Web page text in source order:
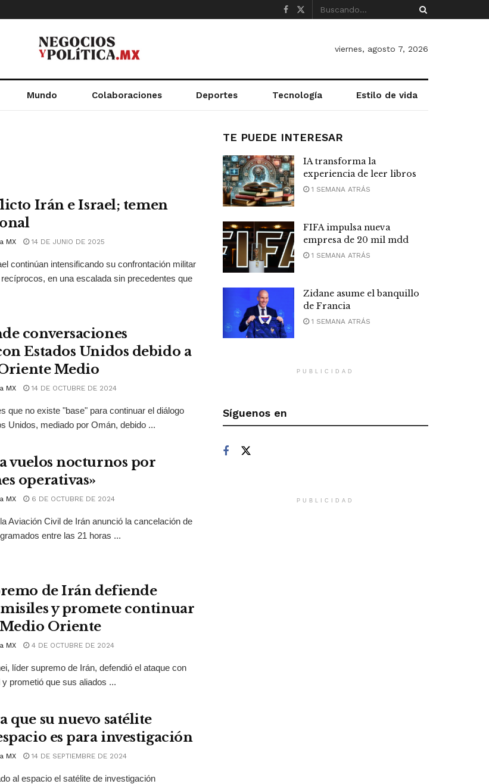
viernes, agosto 7, 2026
Mundo Colaboraciones Deportes Tecnología Estilo de vida
Irán e Israel; temen
MX 14 DE JUNIO DE 2025
continúan intensificando su confrontación militar
en una escalada sin precedentes que
conversaciones
Estados Unidos debido a
Medio
MX 14 DE OCTUBRE DE 2024
que no existe "base" para continuar el diálogo
Unidos, mediado por Omán, debido ...
vuelos nocturnos por
operativas»
MX 6 DE OCTUBRE DE 2024
Aviación Civil de Irán anunció la cancelación de
entre las 21 horas ...
de Irán defiende
y promete continuar
Oriente
MX 4 DE OCTUBRE DE 2024
líder supremo de Irán, defendió el ataque con
prometió que sus aliados ...
que su nuevo satélite
es para investigación
MX 14 DE SEPTIEMBRE DE 2024
al espacio el satélite de investigación
TE PUEDE INTERESAR
IA transforma la
experiencia de leer libros
1 SEMANA ATRÁS
FIFA impulsa nueva
empresa de 20 mil mdd
1 SEMANA ATRÁS
Zidane asume el banquillo
de Francia
1 SEMANA ATRÁS
PUBLICIDAD
Síguenos en
PUBLICIDAD